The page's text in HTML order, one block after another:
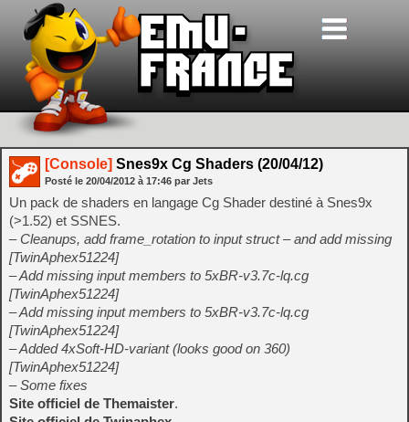
[Console] Snes9x Cg Shaders (20/04/12)
Posté le 20/04/2012 à 17:46 par Jets
Un pack de shaders en langage Cg Shader destiné à Snes9x
(>1.52) et SSNES.
– Cleanups, add frame_rotation to input struct – and add missing
[TwinAphex51224]
– Add missing input members to 5xBR-v3.7c-lq.cg
[TwinAphex51224]
– Add missing input members to 5xBR-v3.7c-lq.cg
[TwinAphex51224]
– Added 4xSoft-HD-variant (looks good on 360)
[TwinAphex51224]
– Some fixes
Site officiel de Themaister.